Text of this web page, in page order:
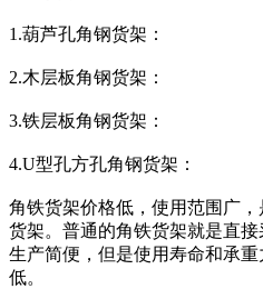
1.葫芦孔角钢货架：
2.木层板角钢货架：
3.铁层板角钢货架：
4.U型孔方孔角钢货架：
角铁货架价格低，使用范围广
货架。普通的角铁货架就是直接
生产简便，但是使用寿命和承
低。